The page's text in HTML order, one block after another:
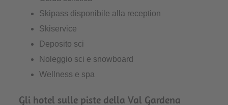
Skipass disponibile alla reception
Skiservice
Deposito sci
Noleggio sci e snowboard
Wellness e spa
Gli hotel sulle piste della Val Gardena